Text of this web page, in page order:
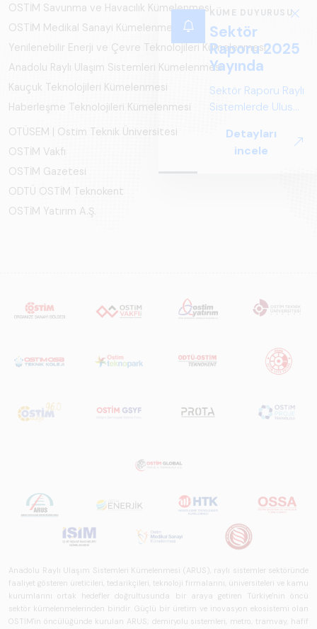
KÜME DUYURUSU
Sektör
Raporu 2025
Yayında
Sektör Raporu Raylı
Sistemlerde Ulusal
Perspektif ARUS
tarafından
sektörünü teknoloji
eğilimleri,
ve gelecek
perspektifi
bir referans
Detayları
incele
OSTİM Savunma ve Havacılık Kümelenmesi
OSTİM Medikal Sanayi Kümelenmesi
Yenilenebilir Enerji ve Çevre Teknolojileri Kümelenmesi
Anadolu Raylı Ulaşım Sistemleri Kümelenmesi
Kauçuk Teknolojileri Kümelenmesi
Haberleşme Teknolojileri Kümelenmesi
OTÜSEM | Ostim Teknik Üniversitesi
OSTİM Vakfı
OSTİM Gazetesi
ODTÜ OSTİM Teknokent
OSTİM Yatırım A.Ş.
Anadolu Raylı Ulaşım Sistemleri Kümelenmesi (ARUS), raylı sistemler sektöründe
faaliyet gösteren üreticileri, tedarikçileri, teknoloji firmalarını, üniversiteleri ve kamu
kurumlarını ortak hedefler doğrultusunda bir araya getiren Türkiye'nin öncü
sektör kümelenmelerinden biridir. Güçlü bir üretim ve inovasyon ekosistemi olan
OSTİM'in öncülüğünde kurulan ARUS; demiryolu sistemleri, metro, tramvay, hafif